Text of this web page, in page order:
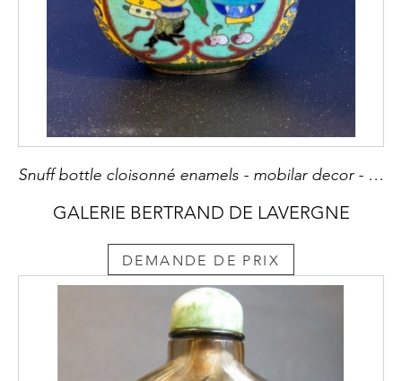
Snuff bottle cloisonné enamels - mobilar decor - China 19th century
GALERIE BERTRAND DE LAVERGNE
DEMANDE DE PRIX